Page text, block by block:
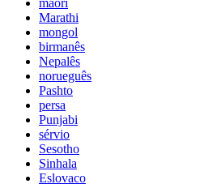
maori
Marathi
mongol
birmanês
Nepalês
norueguês
Pashto
persa
Punjabi
sérvio
Sesotho
Sinhala
Eslovaco